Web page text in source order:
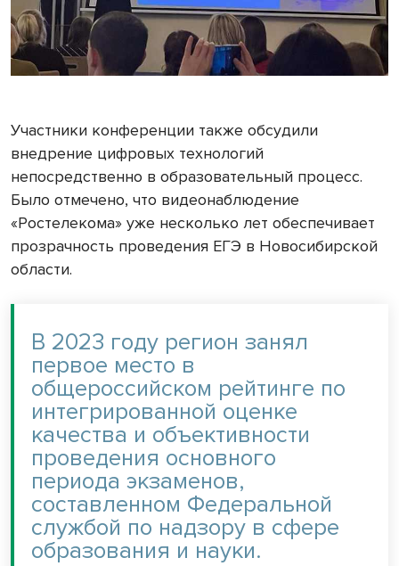
Участники конференции также обсудили
внедрение цифровых технологий
непосредственно в образовательный процесс.
Было отмечено, что видеонаблюдение
«Ростелекома» уже несколько лет обеспечивает
прозрачность проведения ЕГЭ в Новосибирской
области.
В 2023 году регион занял
первое место в
общероссийском рейтинге по
интегрированной оценке
качества и объективности
проведения основного
периода экзаменов,
составленном Федеральной
службой по надзору в сфере
образования и науки.